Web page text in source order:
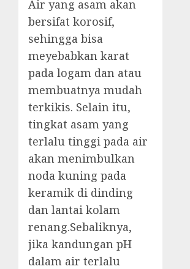
Air yang asam akan
bersifat korosif,
sehingga bisa
meyebabkan karat
pada logam dan atau
membuatnya mudah
terkikis. Selain itu,
tingkat asam yang
terlalu tinggi pada air
akan menimbulkan
noda kuning pada
keramik di dinding
dan lantai kolam
renang.Sebaliknya,
jika kandungan pH
dalam air terlalu